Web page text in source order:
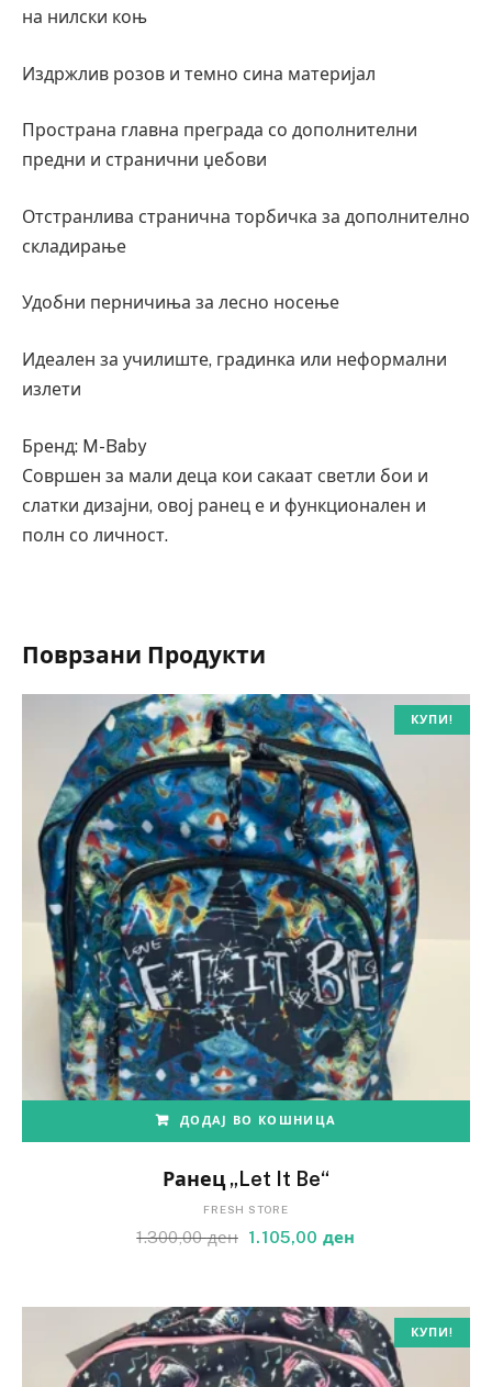
на нилски коњ
Издржлив розов и темно сина материјал
Пространа главна преграда со дополнителни
предни и странични џебови
Отстранлива странична торбичка за дополнително
складирање
Удобни перничиња за лесно носење
Идеален за училиште, градинка или неформални
излети
Бренд: M-Baby
Совршен за мали деца кои сакаат светли бои и
слатки дизајни, овој ранец е и функционален и
полн со личност.
Поврзани Продукти
КУПИ!
ДОДАЈ ВО КОШНИЦА
Ранец „Let It Be“
FRESH STORE
1.300,00ден 1.105,00 ден
КУПИ!